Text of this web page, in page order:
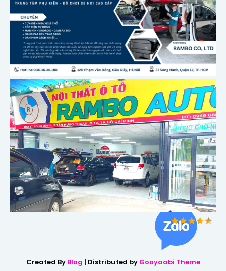
Created By Blog | Distributed by Gooyaabi Theme